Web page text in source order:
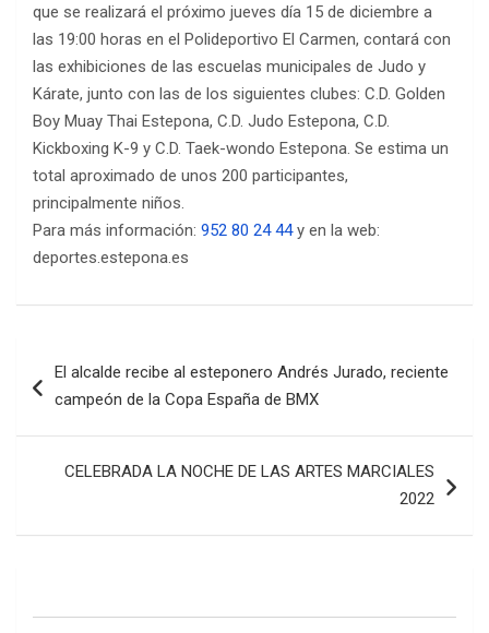
que se realizará el próximo jueves día 15 de diciembre a
las 19:00 horas en el Polideportivo El Carmen, contará con
las exhibiciones de las escuelas municipales de Judo y
Kárate, junto con las de los siguientes clubes: C.D. Golden
Boy Muay Thai Estepona, C.D. Judo Estepona, C.D.
Kickboxing K-9 y C.D. Taek-wondo Estepona. Se estima un
total aproximado de unos 200 participantes,
principalmente niños.
Para más información: 952 80 24 44y en la web:
deportes.estepona.es
de
El alcalde recibe al esteponero Andrés Jurado, reciente
campeón de la Copa España de BMX
CELEBRADA LA NOCHE DE LAS ARTES MARCIALES
2022